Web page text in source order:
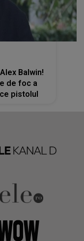
Balwin!
de foc a
pistolul